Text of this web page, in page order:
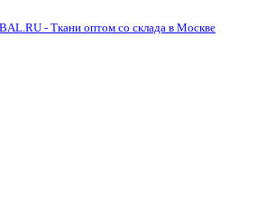
- Ткани оптом со склада в Москве